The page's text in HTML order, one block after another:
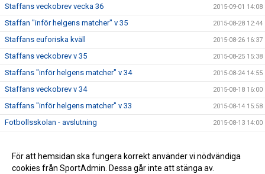
Staffans veckobrev vecka 36 2015-09-01 14:08
Staffan "inför helgens matcher" v 35 2015-08-28 12:44
Staffans euforiska kväll 2015-08-26 16:37
Staffans veckobrev v 35 2015-08-25 15:38
Staffans "inför helgens matcher" v 34 2015-08-24 14:55
Staffans veckobrev v 34 2015-08-18 16:00
Staffans "inför helgens matcher" v 33 2015-08-14 15:58
Fotbollsskolan - avslutning 2015-08-13 14:00
Staffans veckobrev v 32 2015-08-04 09:07
Staffans “inför helgens matcher” v 31
För att hemsidan ska fungera korrekt använder vi nödvändiga
cookies från SportAdmin. Dessa går inte att stänga av.